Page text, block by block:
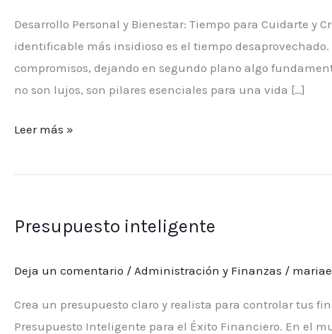
Desarrollo Personal y Bienestar: Tiempo para Cuidarte y
identificable más insidioso es el tiempo
compromisos, dejando en segundo plano algo
no son lujos, son pilares esenciales para una vida […]
Leer más »
Presupuesto inteligente
Deja un comentario / Administración y Finanzas /
Crea un presupuesto claro y realista para controlar tus
Presupuesto Inteligente para el Éxito Financiero. En el